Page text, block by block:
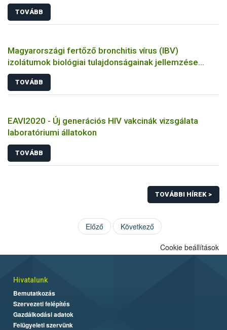
TOVÁBB
Magyarországi fertőző bronchitis vírus (IBV)
izolátumok biológiai tulajdonságainak jellemzése
állatkísérletes és molekuláris biológiai eszközökkel
TOVÁBB
EAVI2020 - Új generációs HIV vakcinák vizsgálata
laboratóriumi állatokon
TOVÁBB
TOVÁBBI HÍREK >
Előző Következő
Cookie beállítások
Hivatalunk
Bemutatkozás
Szervezeti felépítés
Gazdálkodási adatok
Felügyeleti szervünk